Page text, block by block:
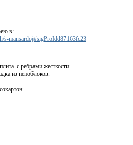
в:
s-mansardoj#sigProIdd87163fc23
с ребрами жесткости.
из пеноблоков.